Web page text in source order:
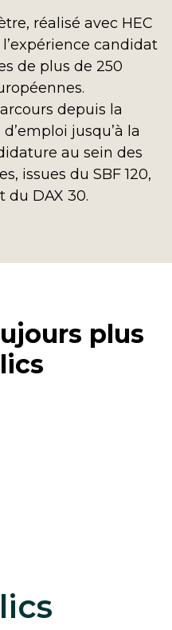
réalisé avec HEC
candidat
de plus de 250
depuis la
jusqu’à la
au sein des
issues du SBF 120,
du DAX 30.
plus